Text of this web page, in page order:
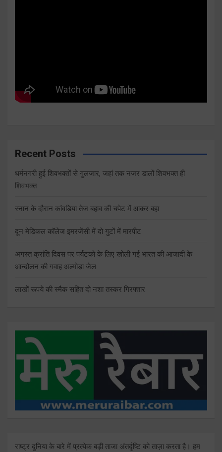
Recent Posts
धर्मनगरी हुई शिवभक्तों से गुलजार, जहां तक नजर डालों शिवभक्त ही
शिवभक्त
स्नान के दौरान कांवडिया तेज बहाव की चपेट में आकर बहा
दून मेडिकल कॉलेज इमरजेंसी में दो गुटों में मारपीट
अगस्त क्रांति दिवस पर पर्यटको के लिए खोली गई भारत की आजादी के
आन्दोलन की गवाह अल्मोड़ा जेल
लाखोें रूपये की स्मैक सहित दो नशा तस्कर गिरफ्तार
राष्ट्र दुनिया के बारे में प्रत्येक बड़ी ताजा अंतर्दृष्टि को ताज़ा करता है। हम